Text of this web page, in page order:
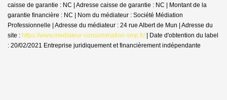
caisse de garantie : NC | Adresse caisse de garantie : NC | Montant de la
garantie financière : NC | Nom du médiateur : Société Médiation
Professionnelle | Adresse du médiateur : 24 rue Albert de Mun | Adresse du
site : https://www.mediateur-consommation-smp.fr/| Date d'obtention du label
: 20/02/2021 Entreprise juridiquement et financièrement indépendante